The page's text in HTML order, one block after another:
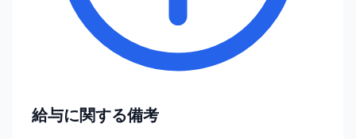
給与に関する備考